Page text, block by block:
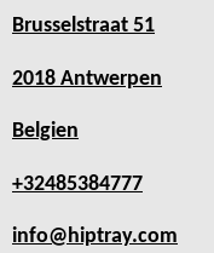
Brusselstraat 51
2018 Antwerpen
Belgien
+32485384777
info@hiptray.com